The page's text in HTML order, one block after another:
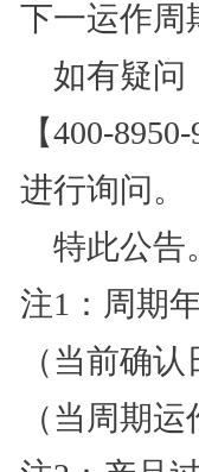
下一运作周
如有疑问
【400-8950-
进行询问。
特此公告
注1：周期
（当前确
（当周期